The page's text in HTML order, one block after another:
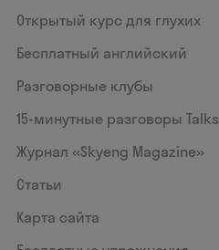
Открытый курс для глухих
Бесплатный английский
Разговорные клубы
15‑минутные разговоры Talks
Журнал «Skyeng Magazine»
Статьи
Карта сайта